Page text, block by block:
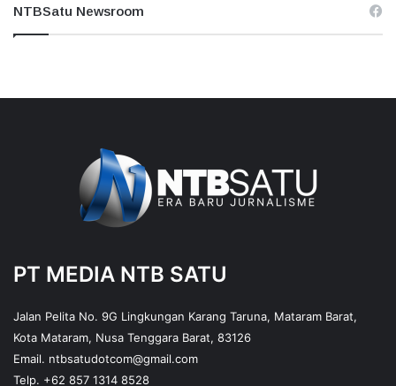
NTBSatu Newsroom
PT MEDIA NTB SATU
Jalan Pelita No. 9G Lingkungan Karang Taruna, Mataram Barat,
Kota Mataram, Nusa Tenggara Barat, 83126
Email. ntbsatudotcom@gmail.com
Telp. +62 857 1314 8528